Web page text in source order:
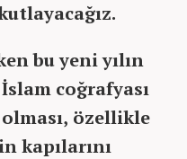
bu yeni yılın
coğrafyası
özellikle
kapılarını